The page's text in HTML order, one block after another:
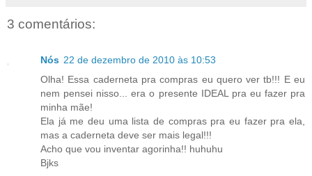
3 comentários:
Nós 22 de dezembro de 2010 às 10:53
Olha! Essa caderneta pra compras eu quero ver tb!!! E eu
nem pensei nisso... era o presente IDEAL pra eu fazer pra
minha mãe!
Ela já me deu uma lista de compras pra eu fazer pra ela,
mas a caderneta deve ser mais legal!!!
Acho que vou inventar agorinha!! huhuhu
Bjks